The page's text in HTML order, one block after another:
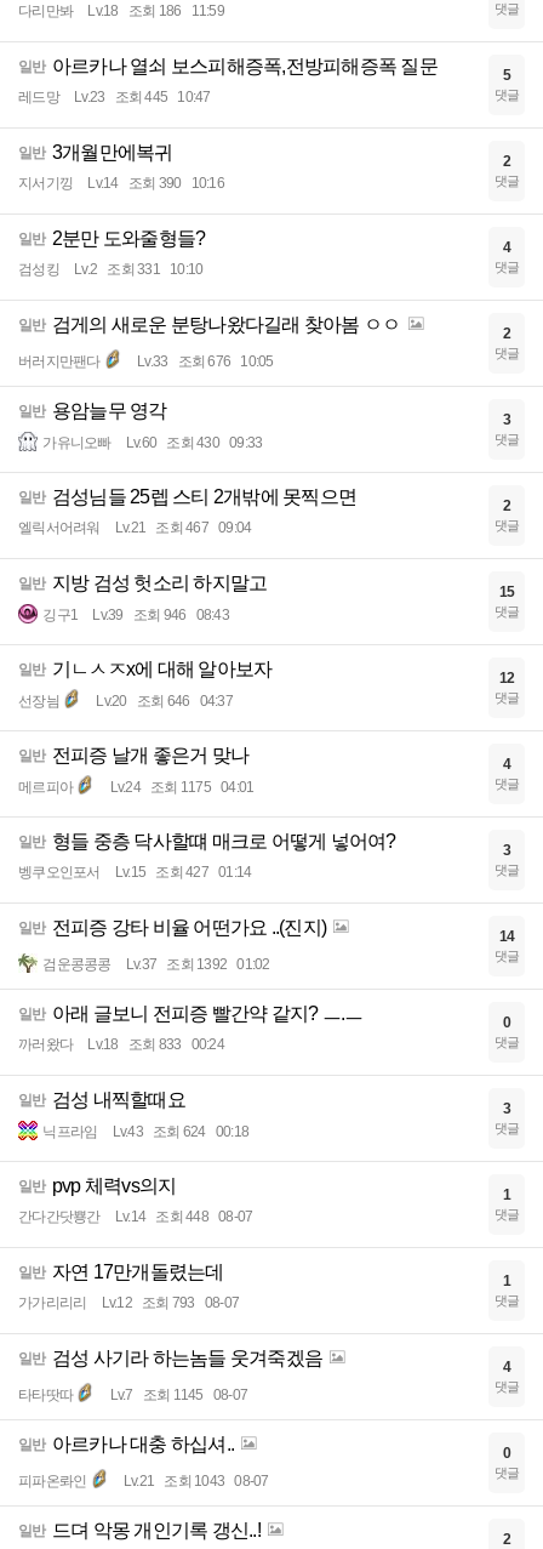
다리만봐 Lv.18 조회 186 11:59 댓글
일반 아르카나 열쇠 보스피해증폭,전방피해증폭 질문
레드망 Lv.23 조회 445 10:47
5
댓글
일반 3개월만에복귀
지서기낑 Lv.14 조회 390 10:16
2
댓글
일반 2분만 도와줄형들?
검성킹 Lv.2 조회 331 10:10
4
댓글
일반 검게의 새로운 분탕나왔다길래 찾아봄 ㅇㅇ
버러지만팬다 Lv.33 조회 676 10:05
2
댓글
일반 용암늘무 영각
가유니오빠 Lv.60 조회 430 09:33
3
댓글
일반 검성님들 25렙 스티 2개밖에 못찍으면
엘릭서어려워 Lv.21 조회 467 09:04
2
댓글
일반 지방 검성 헛소리 하지말고
깅구1 Lv.39 조회 946 08:43
15
댓글
일반 기ㄴㅅㅈx에 대해 알아보자
선장늼 Lv.20 조회 646 04:37
12
댓글
일반 전피증 날개 좋은거 맞나
메르피아 Lv.24 조회 1175 04:01
4
댓글
일반 형들 중층 닥사할떄 매크로 어떻게 넣어여?
벵쿠오인포서 Lv.15 조회 427 01:14
3
댓글
일반 전피증 강타 비율 어떤가요 ..(진지)
검운콩콩콩 Lv.37 조회 1392 01:02
14
댓글
일반 아래 글보니 전피증 빨간약 같지? ㅡ.ㅡ
까러왔다 Lv.18 조회 833 00:24
0
댓글
일반 검성 내찍할때요
닉프라임 Lv.43 조회 624 00:18
3
댓글
일반 pvp 체력vs의지
간다간닷뿅간 Lv.14 조회 448 08-07
1
댓글
일반 자연 17만개돌렸는데
가가리리리 Lv.12 조회 793 08-07
1
댓글
일반 검성 사기라 하는놈들 웃겨죽겠음
타타땃따 Lv.7 조회 1145 08-07
4
댓글
일반 아르카나 대충 하십셔..
피파온롸인 Lv.21 조회 1043 08-07
0
댓글
일반 드뎌 악몽 개인기록 갱신..! 2